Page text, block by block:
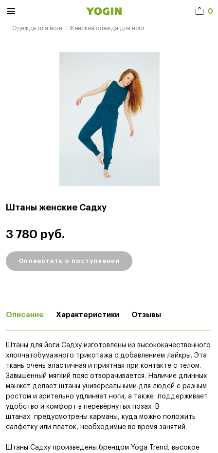
0
Одежда для йоги Женская одежда для йоги
Штаны женские Садху
3 780 руб.
Оповестить о поступлении
Описание Характеристики Отзывы
Штаны для йоги Садху изготовлены из высококачественного
хлопчатобумажного трикотажа с добавлением лайкры. Эта
ткань очень эластичная и приятная при контакте с телом.
Завышенный мягкий пояс отворачивается. Наличие длинных
манжет делает штаны универсальными для людей с разным
ростом и зрительно удлиняет ноги, а также поддерживает
удобство и комфорт в перевёрнутых позах. В
штанах предусмотрены карманы, куда можно положить
салфетку или платок, необходимые во время занятий.
Штаны Садху произведены брендом Yoga Trend, высокое